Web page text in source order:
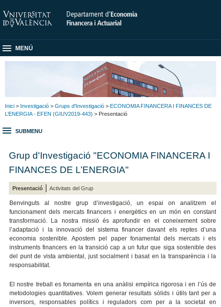
MENÚ
Inici > Investigació > Grups d'Investigació > ECONOMIA FINANCERA I FINANCES DE
L’ENERGIA - EFEN (GIUV2019-443) > Presentació
SUBMENU
Grup d'Investigació "ECONOMIA FINANCERA I
FINANCES DE L’ENERGIA"
Presentació Activitats del Grup
Benvinguts al nostre grup d’investigació, un espai on analitzem el
funcionament dels mercats financers i energètics en un món en constant
transformació. La nostra missió és aprofundir en el coneixement sobre
l’adaptació i la innovació del sistema financer davant els reptes d’una
economia sostenible. Apostem pel paper fonamental dels mercats i els
instruments financers en la transició cap a un futur que siga sostenible des
del punt de vista ambiental, just socialment i basat en la transparència i la
responsabilitat.
El nostre treball es fonamenta en una anàlisi empírica rigorosa i en l’ús de
metodologies quantitatives. Volem generar resultats sòlids i útils tant per a
inversors, responsables polítics i reguladors com per a la societat en